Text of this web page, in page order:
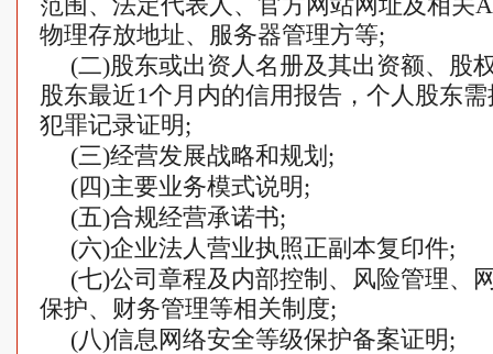
物理存放地址、服务器管理方等;
(二)股东或出资人名册及其出资额、股
股东最近1个月内的信用报告，个人股东
犯罪记录证明;
(三)经营发展战略和规划;
(四)主要业务模式说明;
(五)合规经营承诺书;
(六)企业法人营业执照正副本复印件;
(七)公司章程及内部控制、风险管理、
保护、财务管理等相关制度;
(八)信息网络安全等级保护备案证明;